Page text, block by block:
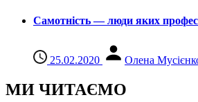
Самотність — люди яких
25.02.2020 Олена
МИ ЧИТАЄМО